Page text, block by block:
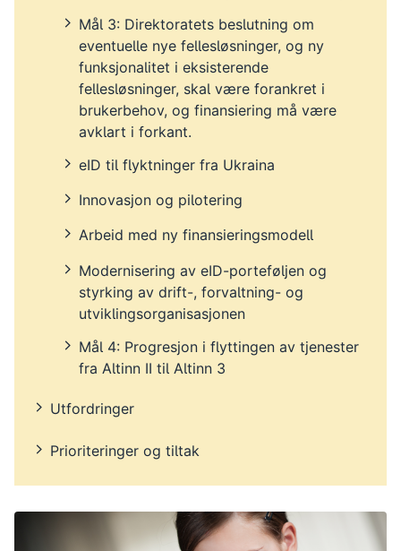
Mål 3: Direktoratets beslutning om
eventuelle nye fellesløsninger, og ny
funksjonalitet i eksisterende
fellesløsninger, skal være forankret i
brukerbehov, og finansiering må være
avklart i forkant.
eID til flyktninger fra Ukraina
Innovasjon og pilotering
Arbeid med ny finansieringsmodell
Modernisering av eID-porteføljen og
styrking av drift-, forvaltning- og
utviklingsorganisasjonen
Mål 4: Progresjon i flyttingen av tjenester
fra Altinn II til Altinn 3
Utfordringer
Prioriteringer og tiltak